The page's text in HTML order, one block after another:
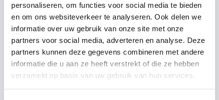
personaliseren, om functies voor social media te bieden
en om ons websiteverkeer te analyseren. Ook delen we
informatie over uw gebruik van onze site met onze
partners voor social media, adverteren en analyse. Deze
partners kunnen deze gegevens combineren met andere
informatie die u aan ze heeft verstrekt of die ze hebben
verzameld op basis van uw gebruik van hun services.
zijmuur garage nr 24 (Ziggo)
4. Anton van Duinkerkenstraat t/o nr 19 (KPN)
5. Anton van Duinkerkenstraat nr 26, voortuin,
alleen de bovenkant (Ziggo)
6. Isaac da Costastraat t/o nr 48 (Ziggo)
7. Isaac da Costastraat, zijmuur nr 56 (Ziggo)